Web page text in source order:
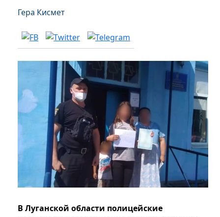
Гера Кисмет
В Луганской области полицейские